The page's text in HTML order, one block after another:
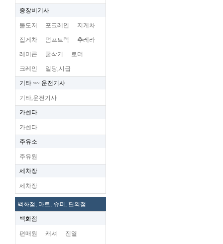
중장비기사
불도저 포크레인 지게차
집게차 덤프트럭 추레라
레미콘 굴삭기 로더
크레인 일당,시급
기타 ~~ 운전기사
기타,운전기사
카센타
카센타
주유소
주유원
세차장
세차장
백화점, 마트, 슈퍼, 편의점
백화점
편매원 캐셔 진열